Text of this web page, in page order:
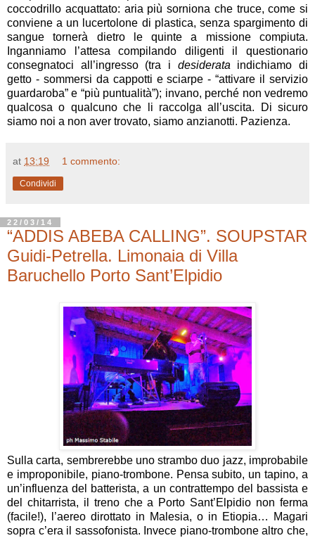
coccodrillo acquattato: aria più sorniona che truce, come si
conviene a un lucertolone di plastica, senza spargimento di
sangue tornerà dietro le quinte a missione compiuta.
Inganniamo l’attesa compilando diligenti il questionario
consegnatoci all’ingresso (tra i desiderata indichiamo di
getto - sommersi da cappotti e sciarpe - “attivare il servizio
guardaroba” e “più puntualità”); invano, perché non vedremo
qualcosa o qualcuno che li raccolga all’uscita. Di sicuro
siamo noi a non aver trovato, siamo anzianotti. Pazienza.
at 13:19 1 commento:
Condividi
22/03/14
“ADDIS ABEBA CALLING”. SOUPSTAR
Guidi-Petrella. Limonaia di Villa
Baruchello Porto Sant’Elpidio
Sulla carta, sembrerebbe uno strambo duo jazz, improbabile
e improponibile, piano-trombone. Pensa subito, un tapino, a
un’influenza del batterista, a un contrattempo del bassista e
del chitarrista, il treno che a Porto Sant’Elpidio non ferma
(facile!), l’aereo dirottato in Malesia, o in Etiopia… Magari
sopra c’era il sassofonista. Invece piano-trombone altro che,